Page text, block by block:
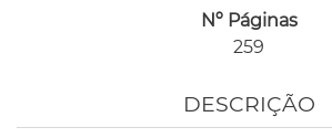
Nº Páginas
259
DESCRIÇÃO